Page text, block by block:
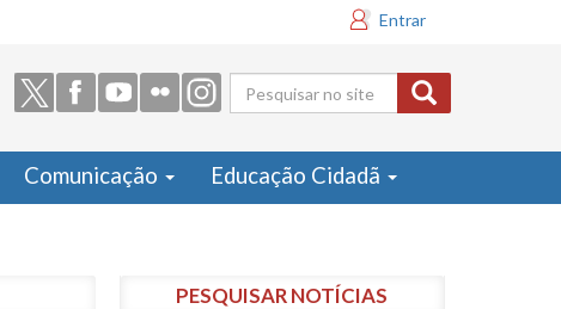
Entrar
Formulário
de busca
Comunicação Educação Cidadã
PESQUISAR NOTÍCIAS